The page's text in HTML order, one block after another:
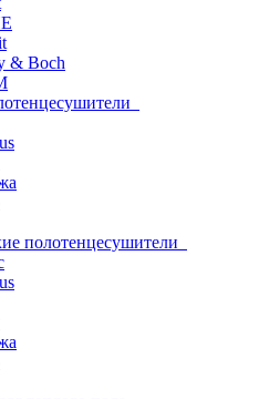
& Boch
полотенцесушители